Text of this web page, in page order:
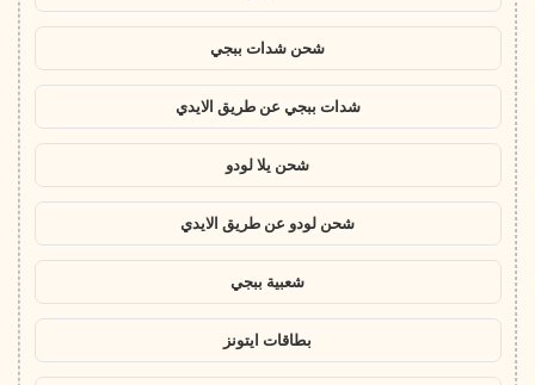
شحن شدات ببجي
شدات ببجي عن طريق الايدي
شحن يلا لودو
شحن لودو عن طريق الايدي
شعبية ببجي
بطاقات ايتونز